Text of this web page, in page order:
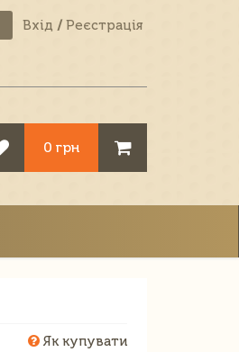
Вхід / Реєстрація
0 грн
Як купувати